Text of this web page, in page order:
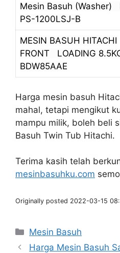
Mesin Basuh (Washer)
PS-1200LSJ-B
MESIN BASUH HITACHI
FRONT LOADING
BDW85AAE
Harga mesin basuh
mahal, tetapi mengikut
mampu milik, boleh beli
Basuh Twin Tub Hitachi.
Terima kasih telah
mesinbasuhku.com
Originally posted 2022-03-15
Categories
Mesin Basuh
Harga Mesin Basuh